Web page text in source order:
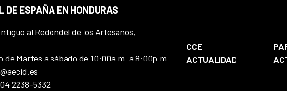
DE ESPAÑA EN HONDURAS
al Redondel de los Artesanos,
Martes a sábado de 10:00a.m. a 8:00p.m
2238-5332
CCE
ACTUALIDAD